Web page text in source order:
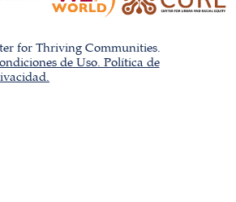
for Thriving Communities.
de Uso. Política de